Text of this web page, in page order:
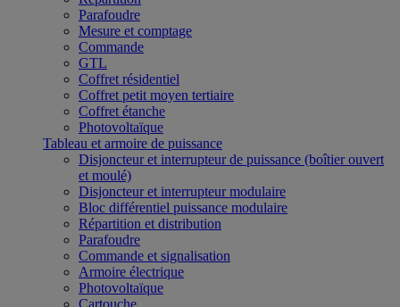
Parafoudre
Mesure et comptage
Commande
GTL
Coffret résidentiel
Coffret petit moyen tertiaire
Coffret étanche
Photovoltaïque
Tableau et armoire de puissance
Disjoncteur et interrupteur de puissance (boîtier ouvert
et moulé)
Disjoncteur et interrupteur modulaire
Bloc différentiel puissance modulaire
Répartition et distribution
Parafoudre
Commande et signalisation
Armoire électrique
Photovoltaïque
Cartouche